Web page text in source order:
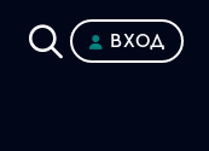
ВХОД